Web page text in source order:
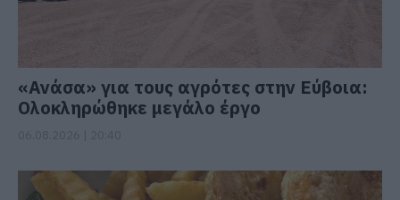
«Ανάσα» για τους αγρότες στην Εύβοια:
Ολοκληρώθηκε μεγάλο έργο